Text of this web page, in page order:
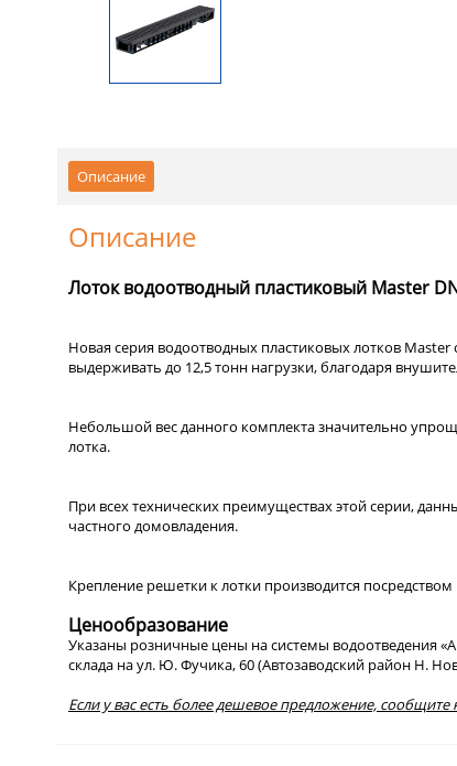
Описание
Описание
Лоток водоотводный пластиковый Master
Новая серия водоотводных пластиковых лотков
выдерживать до 12,5 тонн нагрузки, благодаря
Небольшой вес данного комплекта значительно
лотка.
При всех технических преимуществах этой серии,
частного домовладения.
Крепление решетки к лотки производится
Ценообразование
Указаны розничные цены на системы водоотведения
склада на ул. Ю. Фучика, 60 (Автозаводский район Н.
Если у вас есть более дешевое предложение,